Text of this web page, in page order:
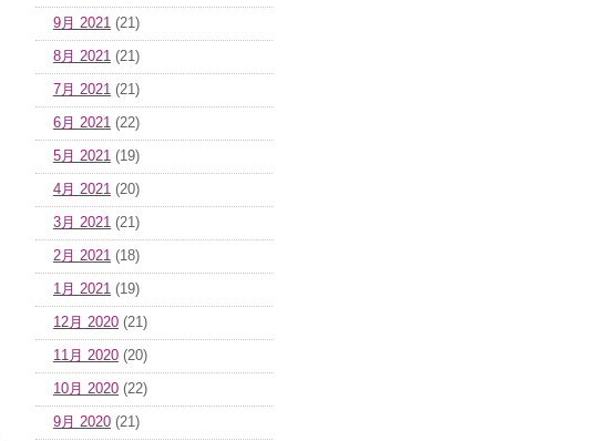
9月 2021 (21)
8月 2021 (21)
7月 2021 (21)
6月 2021 (22)
5月 2021 (19)
4月 2021 (20)
3月 2021 (21)
2月 2021 (18)
1月 2021 (19)
12月 2020 (21)
11月 2020 (20)
10月 2020 (22)
9月 2020 (21)